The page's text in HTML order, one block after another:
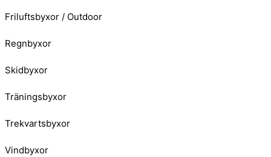
Friluftsbyxor / Outdoor
Regnbyxor
Skidbyxor
Träningsbyxor
Trekvartsbyxor
Vindbyxor